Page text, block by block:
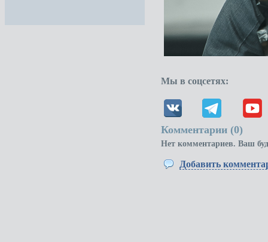
Мы в соцсетях:
Комментарии (0)
Нет комментариев. Ваш
Добавить